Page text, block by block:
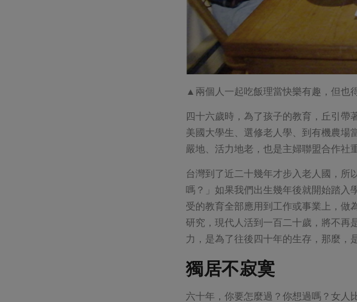
▲兩個人一起吃飯理當快樂有趣，但也
四十六歲時，為了孩子的教育，丘引帶
美國大學生、選修老人學、到有機農場
嚴地、活力地老，也是主婦聯盟合作社
台灣到了近二十幾年才步入老人國，所
嗎？」如果我們出生幾年後就開始踏入
受的教育全部應用到工作或事業上，做
研究，現代人活到一百二十歲，將不再
力，是為了往後四十年的生存，那麼，
獨居不寂寞
六十年，你要怎麼過？你想過嗎？女人